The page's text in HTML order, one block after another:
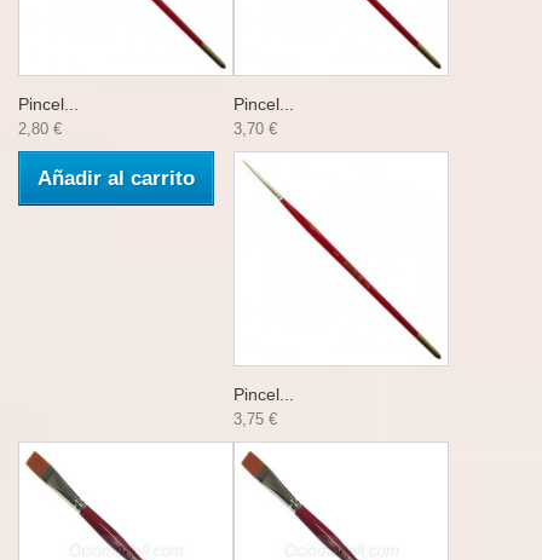
Pincel...
2,80 €
Añadir al carrito
Pincel...
3,70 €
Pincel...
3,75 €